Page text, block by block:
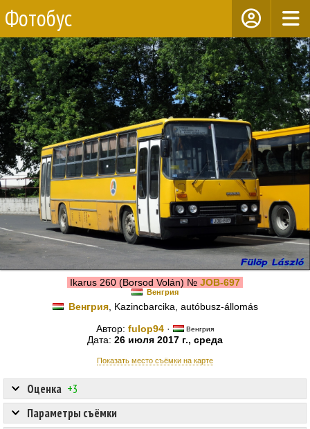
Фотобус
Ikarus 260 (Borsod Volán) № JOB-697
Венгрия
Венгрия, Kazincbarcika, autóbusz-állomás
Автор: fulop94 · Венгрия
Дата: 26 июля 2017 г., среда
Показать место съёмки на карте
Оценка +3
Параметры съёмки